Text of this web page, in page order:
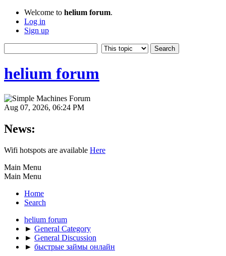
Welcome to helium forum.
Log in
Sign up
helium forum
Aug 07, 2026, 06:24 PM
News:
Wifi hotspots are available Here
Main Menu
Main Menu
Home
Search
helium forum
► General Category
► General Discussion
► быстрые займы онлайн